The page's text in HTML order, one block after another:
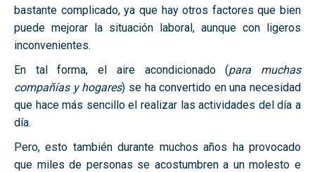
bastante complicado, ya que hay otros factores que bien
puede mejorar la situación laboral, aunque con ligeros
inconvenientes.
En tal forma, el aire acondicionado (para muchas
compañías y hogares) se ha convertido en una necesidad
que hace más sencillo el realizar las actividades del día a
día.
Pero, esto también durante muchos años ha provocado
que miles de personas se acostumbren a un molesto e